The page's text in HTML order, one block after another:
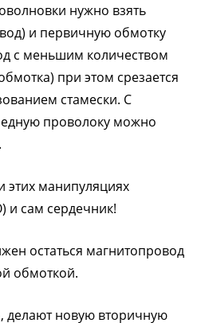
нужно взять
и первичную обмотку
с меньшим количеством
при этом срезается
стамески. С
проволоку можно
этих манипуляциях
и сам сердечник!
остаться магнитопровод
обмоткой.
делают новую вторичную